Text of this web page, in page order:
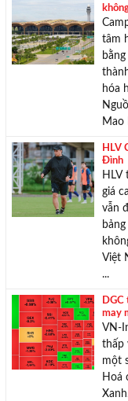
Với hơn 1000
chúng tôi
tâm
hóa
Mao
HLV
Đình
HLV
giá
vẫn
Việt
...
DGC
may
VN-
thấp
một
Hoá